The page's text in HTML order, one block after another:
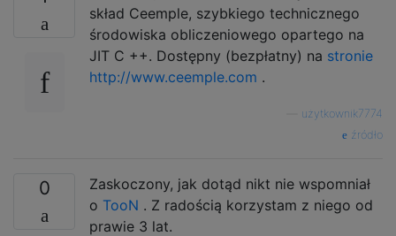
skład Ceemple, szybkiego technicznego
środowiska obliczeniowego opartego na
JIT C ++. Dostępny (bezpłatny) na stronie
http://www.ceemple.com .
użytkownik7774
źródło
0
Zaskoczony, jak dotąd nikt nie wspomniał
o TooN . Z radością korzystam z niego od
prawie 3 lat.